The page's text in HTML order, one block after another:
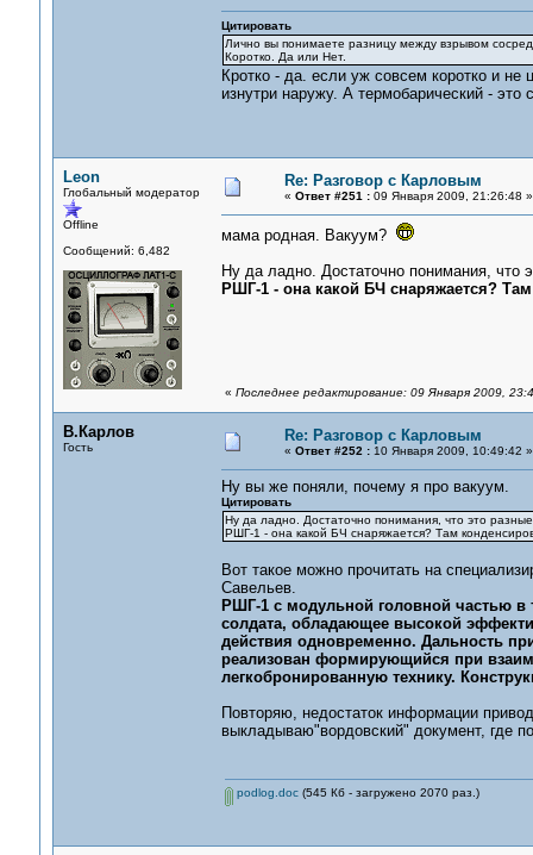
Цитировать
Лично вы понимаете разницу между взрывом
Коротко. Да или Нет.
Кротко - да. если уж совсем коротко и не
изнутри наружу. А термобарический - это
Leon
Глобальный модератор
Offline
Сообщений: 6,482
Re: Разговор с Карловым
« Ответ #251 :09 Января 2009, 21:26:48 »
мама родная. Вакуум?
Ну да ладно. Достаточно понимания, что
РШГ-1 - она какой БЧ снаряжается?
« Последнее редактирование: 09 Января 2009,
В.Карлов
Гость
Re: Разговор с Карловым
« Ответ #252 :10 Января 2009, 10:49:42 »
Ну вы же поняли, почему я про вакуум.
Цитировать
Ну да ладно. Достаточно понимания, что это
РШГ-1 - она какой БЧ снаряжается? Там
Вот такое можно прочитать на
Савельев.
РШГ-1 с модульной головной частью в
солдата, обладающее высокой
действия одновременно. Дальность
реализован формирующийся при
легкобронированную технику.
Повторяю, недостаток информации
выкладываю"вордовский" документ, где
podlog.doc(545 Кб - загружено 2070 раз.)